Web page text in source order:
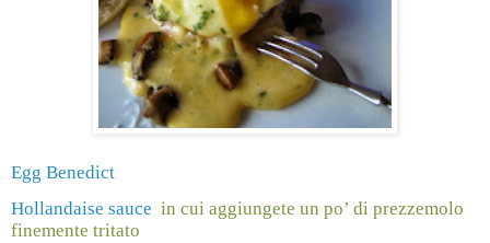
Egg Benedict
Hollandaise sauce in cui aggiungete un po’ di prezzemolo
finemente tritato